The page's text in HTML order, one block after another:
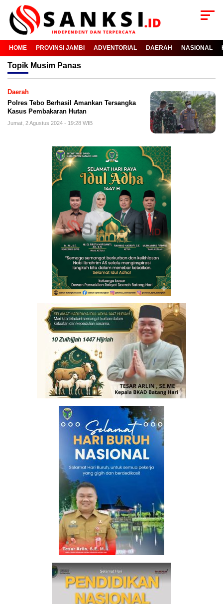
HOME PROVINSI JAMBI ADVENTORIAL DAERAH NASIONAL
Topik Musim Panas
Daerah
Polres Tebo Berhasil Amankan Tersangka
Kasus Pembakaran Hutan
Jumat, 2 Agustus 2024 - 19:28 WIB